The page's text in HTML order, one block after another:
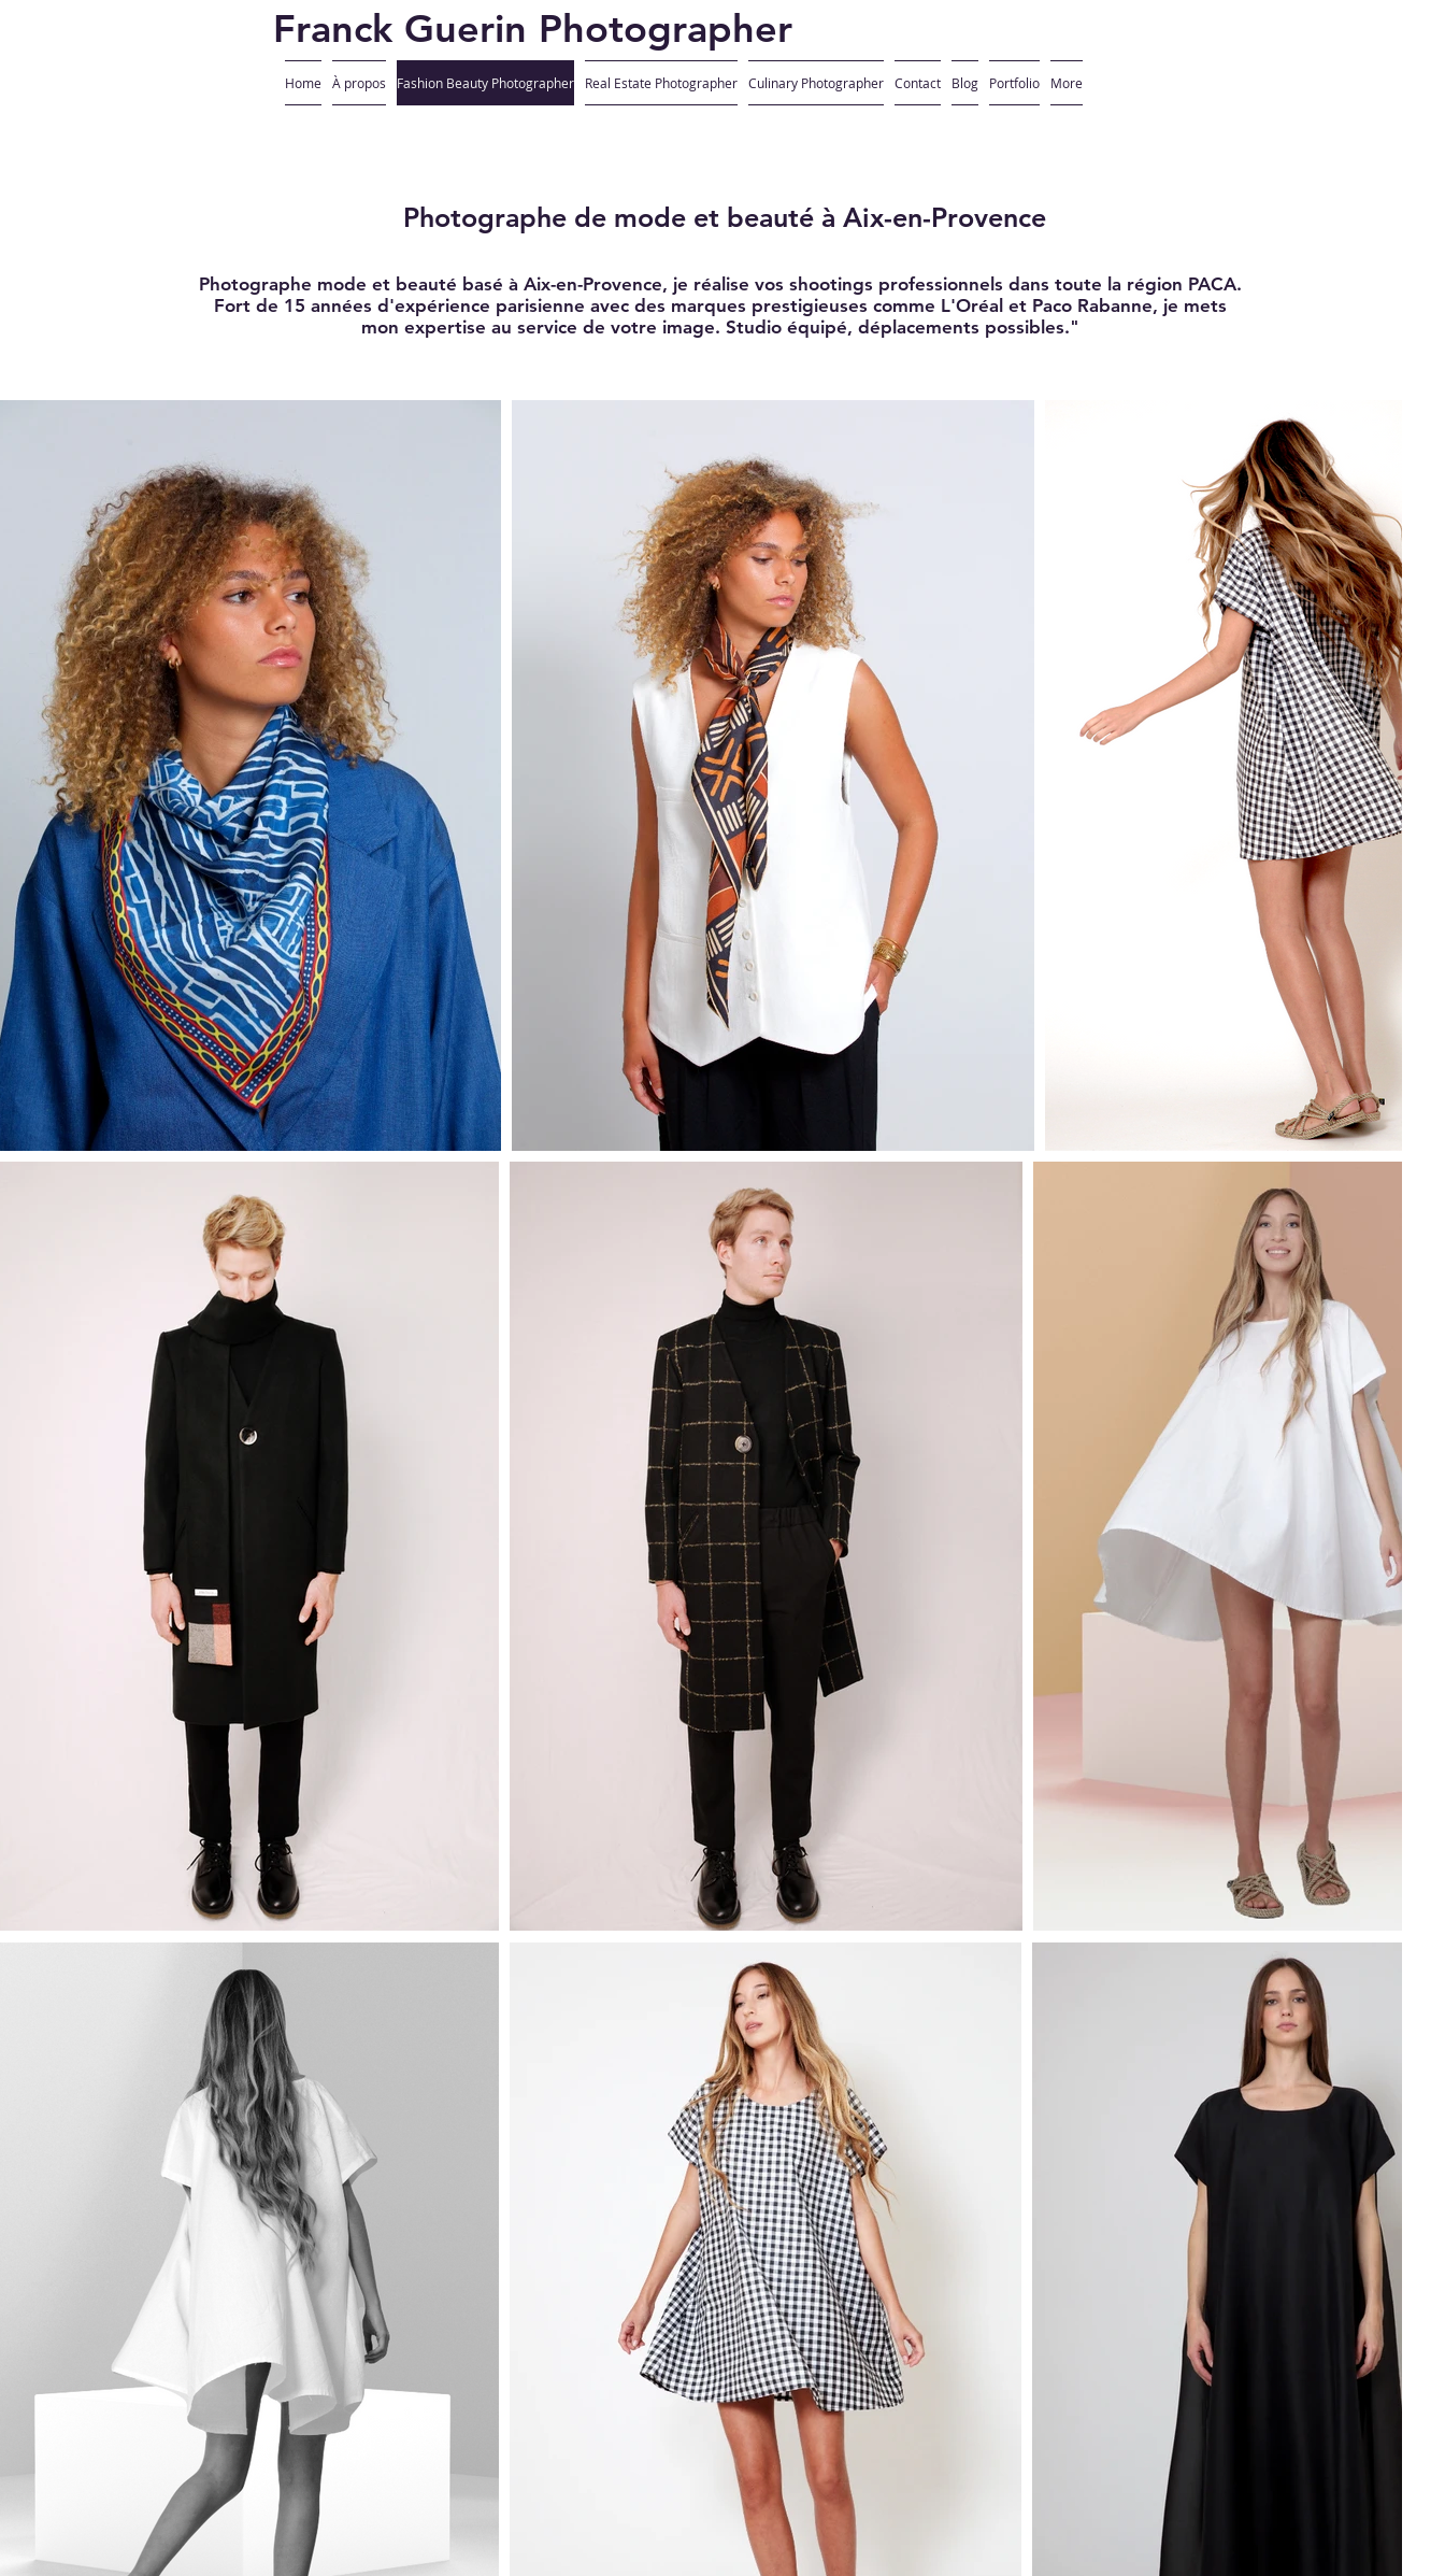
Franck Guerin Photographer
Home À propos Fashion Beauty Photographer Real Estate Photographer Culinary Photographer Contact Blog Portfolio More
Photographe de mode et beauté à Aix-en-Provence
Photographe mode et beauté basé à Aix-en-Provence, je réalise vos shootings professionnels dans toute la région PACA.
Fort de 15 années d'expérience parisienne avec des marques prestigieuses comme L'Oréal et Paco Rabanne, je mets
mon expertise au service de votre image. Studio équipé, déplacements possibles."